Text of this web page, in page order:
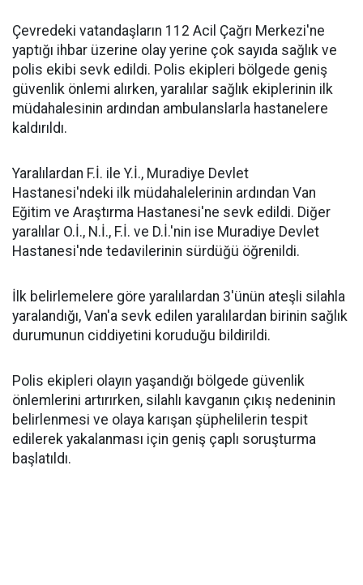
Çevredeki vatandaşların 112 Acil Çağrı Merkezi'ne
yaptığı ihbar üzerine olay yerine çok sayıda sağlık ve
polis ekibi sevk edildi. Polis ekipleri bölgede geniş
güvenlik önlemi alırken, yaralılar sağlık ekiplerinin ilk
müdahalesinin ardından ambulanslarla hastanelere
kaldırıldı.
Yaralılardan F.İ. ile Y.İ., Muradiye Devlet
Hastanesi'ndeki ilk müdahalelerinin ardından Van
Eğitim ve Araştırma Hastanesi'ne sevk edildi. Diğer
yaralılar O.İ., N.İ., F.İ. ve D.İ.'nin ise Muradiye Devlet
Hastanesi'nde tedavilerinin sürdüğü öğrenildi.
İlk belirlemelere göre yaralılardan 3'ünün ateşli silahla
yaralandığı, Van'a sevk edilen yaralılardan birinin sağlık
durumunun ciddiyetini koruduğu bildirildi.
Polis ekipleri olayın yaşandığı bölgede güvenlik
önlemlerini artırırken, silahlı kavganın çıkış nedeninin
belirlenmesi ve olaya karışan şüphelilerin tespit
edilerek yakalanması için geniş çaplı soruşturma
başlatıldı.